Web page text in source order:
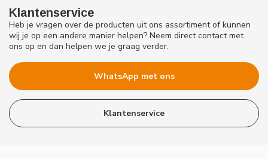
Klantenservice
Heb je vragen over de producten uit ons assortiment of kunnen
wij je op een andere manier helpen? Neem direct contact met
ons op en dan helpen we je graag verder.
WhatsApp met ons
Klantenservice